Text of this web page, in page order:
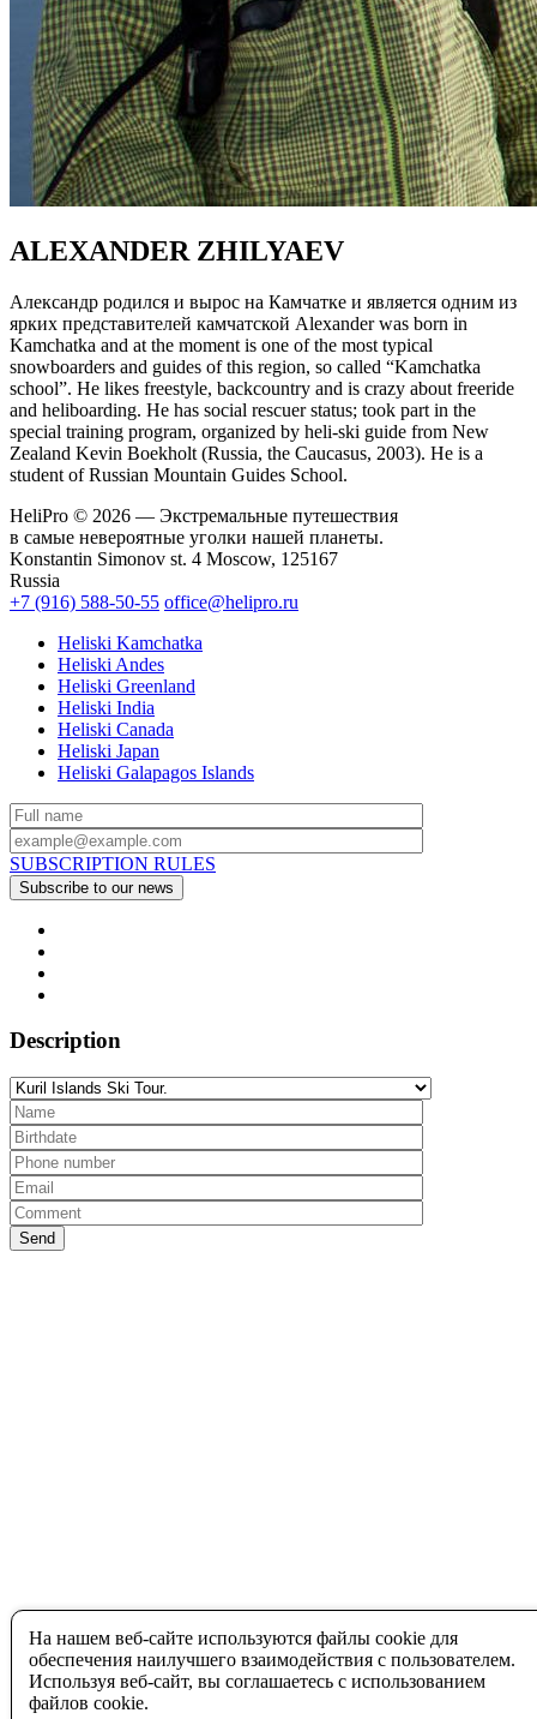
ALEXANDER ZHILYAEV
Александр родился и вырос на Камчатке и является одним из
ярких представителей камчатской Alexander was born in
Kamchatka and at the moment is one of the most typical
snowboarders and guides of this region, so called “Kamchatka
school”. He likes freestyle, backcountry and is crazy about freeride
and heliboarding. He has social rescuer status; took part in the
special training program, organized by heli-ski guide from New
Zealand Kevin Boekholt (Russia, the Caucasus, 2003). He is a
student of Russian Mountain Guides School.
HeliPro © 2026 — Экстремальные путешествия
в самые невероятные уголки нашей планеты.
Konstantin Simonov st. 4 Moscow, 125167
Russia
+7 (916) 588-50-55 office@helipro.ru
Heliski Kamchatka
Heliski Andes
Heliski Greenland
Heliski India
Heliski Canada
Heliski Japan
Heliski Galapagos Islands
SUBSCRIPTION RULES
Description
На нашем веб-сайте используются файлы cookie для
обеспечения наилучшего взаимодействия с пользователем.
Используя веб-сайт, вы соглашаетесь с использованием
файлов cookie.